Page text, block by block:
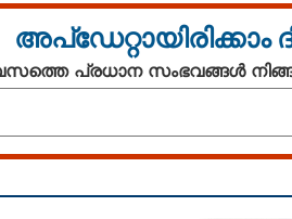
പ്രധാന സംഭവങ്ങൾ
മായൻ